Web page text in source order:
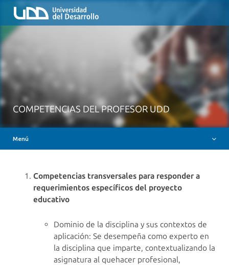
COMPETENCIAS DEL PROFESOR UDD
Menú
Inicio
QUIÉNES SOMOS
MESA AYUDA CANVAS
INSIGNIAS DIGITALES
Competencias transversales para responder a
requerimientos específicos del proyecto
educativo
Dominio de la disciplina y sus contextos de
aplicación: Se desempeña como experto en
la disciplina que imparte, contextualizando la
asignatura al quehacer profesional,